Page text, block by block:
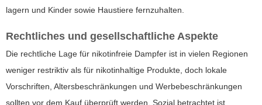
lagern und Kinder sowie Haustiere fernzuhalten.
Rechtliches und gesellschaftliche Aspekte
Die rechtliche Lage für nikotinfreie Dampfer ist in vielen Regionen
weniger restriktiv als für nikotinhaltige Produkte, doch lokale
Vorschriften, Altersbeschränkungen und Werbebeschränkungen
sollten vor dem Kauf überprüft werden. Sozial betrachtet ist